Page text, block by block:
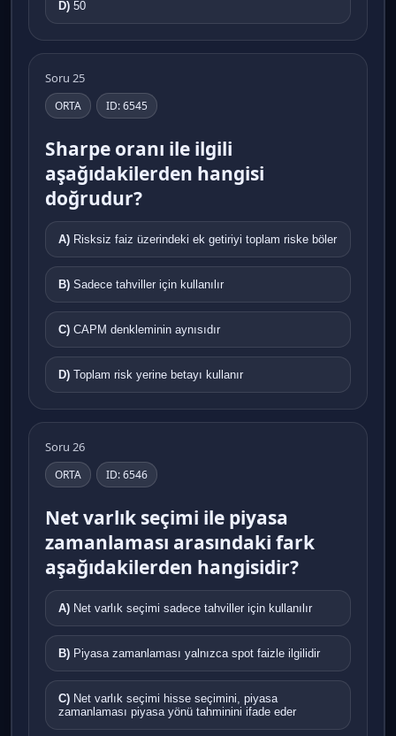
D) 50
Soru 25
ORTA ID: 6545
Sharpe oranı ile ilgili
aşağıdakilerden hangisi
doğrudur?
A) Risksiz faiz üzerindeki ek getiriyi toplam riske böler
B) Sadece tahviller için kullanılır
C) CAPM denkleminin aynısıdır
D) Toplam risk yerine betayı kullanır
Soru 26
ORTA ID: 6546
Net varlık seçimi ile piyasa
zamanlaması arasındaki fark
aşağıdakilerden hangisidir?
A) Net varlık seçimi sadece tahviller için kullanılır
B) Piyasa zamanlaması yalnızca spot faizle ilgilidir
C)
zamanlaması piyasa yönü tahminini ifade eder